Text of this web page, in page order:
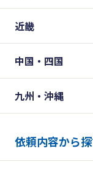
近畿
中国・四国
九州・沖縄
依頼内容から